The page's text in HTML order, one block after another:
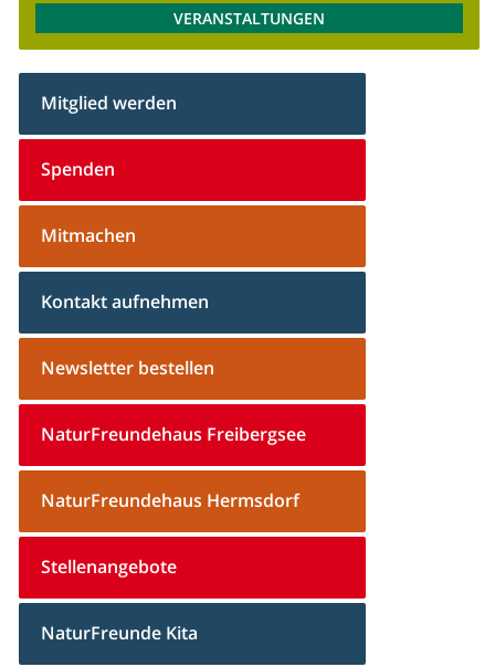
VERANSTALTUNGEN
Mitglied werden
Spenden
Mitmachen
Kontakt aufnehmen
Newsletter bestellen
NaturFreundehaus Freibergsee
NaturFreundehaus Hermsdorf
Stellenangebote
NaturFreunde Kita